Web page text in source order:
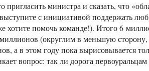
пригласить министра и сказать, что
с инициативой поддержать
хотите помочь команде!). Итого 6
(округлим в меньшую
а в этом году пока вырисовывается
вопрос: так ли дорога